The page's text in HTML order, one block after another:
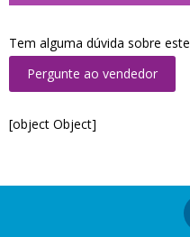
Tem alguma dúvida sobre
Pergunte ao vendedor
[object Object]